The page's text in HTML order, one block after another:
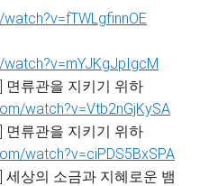
면류관을 지키기 위하
watch?v=Vtb2nGjKySA
면류관을 지키기 위하
watch?v=ciPDS5BxSPA
상의 소금과 지혜로운 뱀